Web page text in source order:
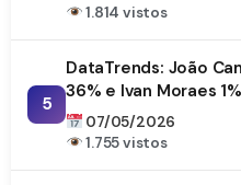
1.814 vistos
5
DataTrends: João
36% e Ivan Moraes 1%
07/05/2026
1.755 vistos